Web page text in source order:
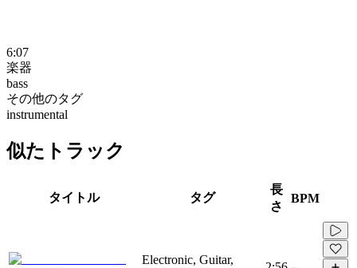
6:07
楽器
bass
その他のタグ
instrumental
似たトラック
タイトル タグ
長
さ
BPM
Electronic, Guitar,